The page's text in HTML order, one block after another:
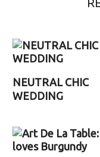
NEUTRAL CHIC
WEDDING